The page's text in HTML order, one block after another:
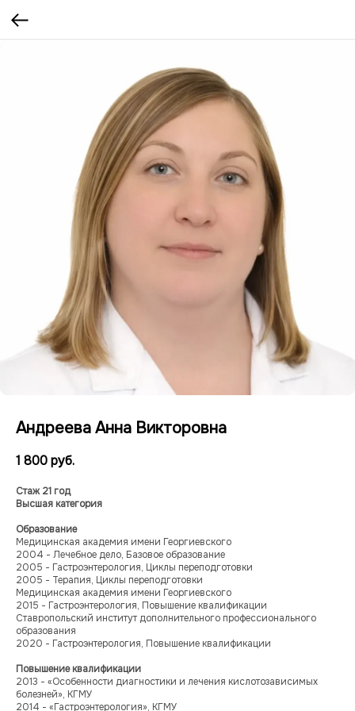
Андреева Анна Викторовна
1 800руб.
Стаж 21 год
Высшая категория
Образование
Медицинская академия имени Георгиевского
2004 - Лечебное дело, Базовое образование
2005 - Гастроэнтерология, Циклы переподготовки
2005 - Терапия, Циклы переподготовки
Медицинская академия имени Георгиевского
2015 - Гастроэнтерология, Повышение квалификации
Ставропольский институт дополнительного профессионального
образования
2020 - Гастроэнтерология, Повышение квалификации
Повышение квалификации
2013 - «Особенности диагностики и лечения кислотозависимых
болезней», КГМУ
2014 - «Гастроэнтерология», КГМУ